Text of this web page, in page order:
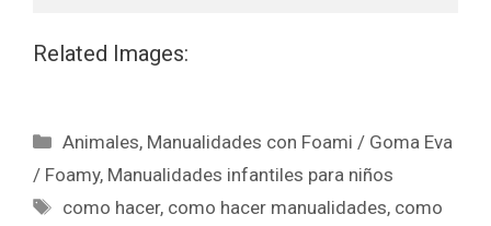
Related Images:
Animales, Manualidades con Foami / Goma Eva
/ Foamy, Manualidades infantiles para niños
como hacer, como hacer manualidades, como